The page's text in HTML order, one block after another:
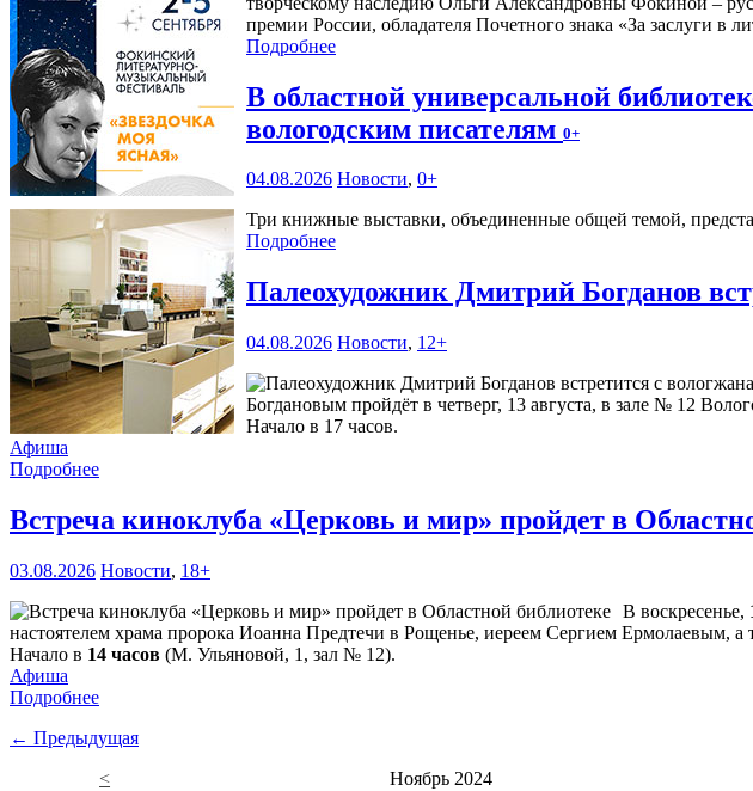
премии России, обладателя Почетного знака «За заслуги в
Подробнее
В областной универсальной
вологодским писателям 0+
04.08.2026 Новости, 0+
Три книжные выставки, объединенные общей темой,
Подробнее
Палеохудожник Дмитрий Богданов
04.08.2026 Новости, 12+
Богдановым пройдёт в четверг, 13 августа, в зале № 12
Начало в 17 часов.
Афиша
Подробнее
Встреча киноклуба «Церковь и мир» пройдет в
03.08.2026 Новости, 18+
В воскресенье,
настоятелем храма пророка Иоанна Предтечи в Рощенье, иереем Сергием Ермолаевым,
Начало в 14 часов (М. Ульяновой, 1, зал № 12).
Афиша
Подробнее
← Предыдущая
<
Ноябрь 2024